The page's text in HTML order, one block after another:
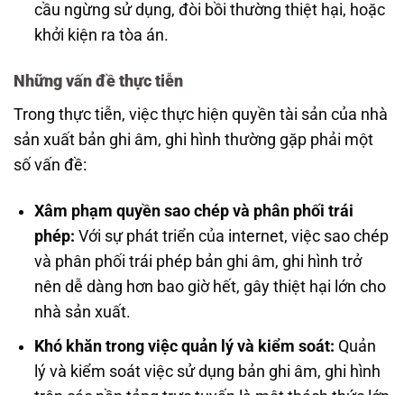
cầu ngừng sử dụng, đòi bồi thường thiệt hại, hoặc
khởi kiện ra tòa án.
Những vấn đề thực tiễn
Trong thực tiễn, việc thực hiện quyền tài sản của nhà
sản xuất bản ghi âm, ghi hình thường gặp phải một
số vấn đề:
Xâm phạm quyền sao chép và phân phối trái
phép: Với sự phát triển của internet, việc sao chép
và phân phối trái phép bản ghi âm, ghi hình trở
nên dễ dàng hơn bao giờ hết, gây thiệt hại lớn cho
nhà sản xuất.
Khó khăn trong việc quản lý và kiểm soát: Quản
lý và kiểm soát việc sử dụng bản ghi âm, ghi hình